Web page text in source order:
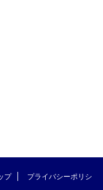
プ
プライバシーポリシ